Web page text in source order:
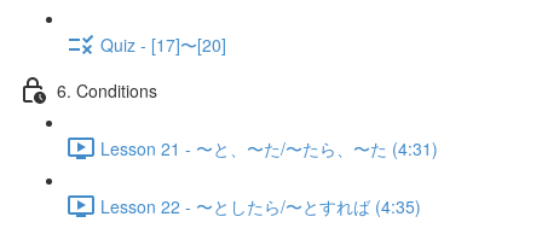
Quiz - [17]〜[20]
6. Conditions
Lesson 21 - 〜と、〜た/〜たら、〜た (4:31)
Lesson 22 - 〜としたら/〜とすれば (4:35)